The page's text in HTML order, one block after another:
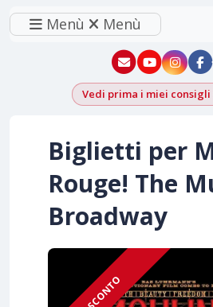
Menù Menù
New York -
New
Vedi prima i miei consigli
Biglietti per
Rouge! The
Broadway